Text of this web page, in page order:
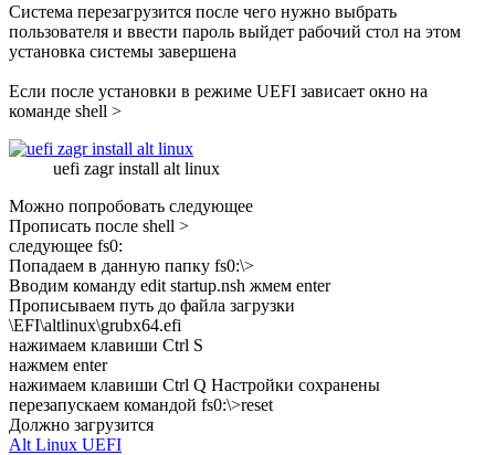
Система перезагрузится после чего нужно выбрать
пользователя и ввести пароль выйдет рабочий стол на этом
установка системы завершена
Если после установки в режиме UEFI зависает окно на
команде shell >
uefi zagr install alt linux
Можно попробовать следующее
Прописать после shell >
следующее fs0:
Попадаем в данную папку fs0:\>
Вводим команду edit startup.nsh жмем enter
Прописываем путь до файла загрузки
\EFI\altlinux\grubx64.efi
нажимаем клавиши Ctrl S
нажмем enter
нажимаем клавиши Ctrl Q Настройки сохранены
перезапускаем командой fs0:\>reset
Должно загрузится
Alt Linux UEFI